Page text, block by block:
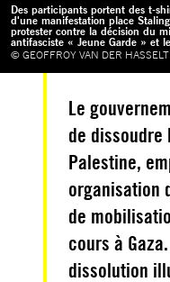
Des participants portent des t-
d'une manifestation place
protester contre la décision du
antifasciste « Jeune Garde » et
© GEOFFROY VAN DER
Le
de
Palestine,
organisation
de
cours à
dissolution